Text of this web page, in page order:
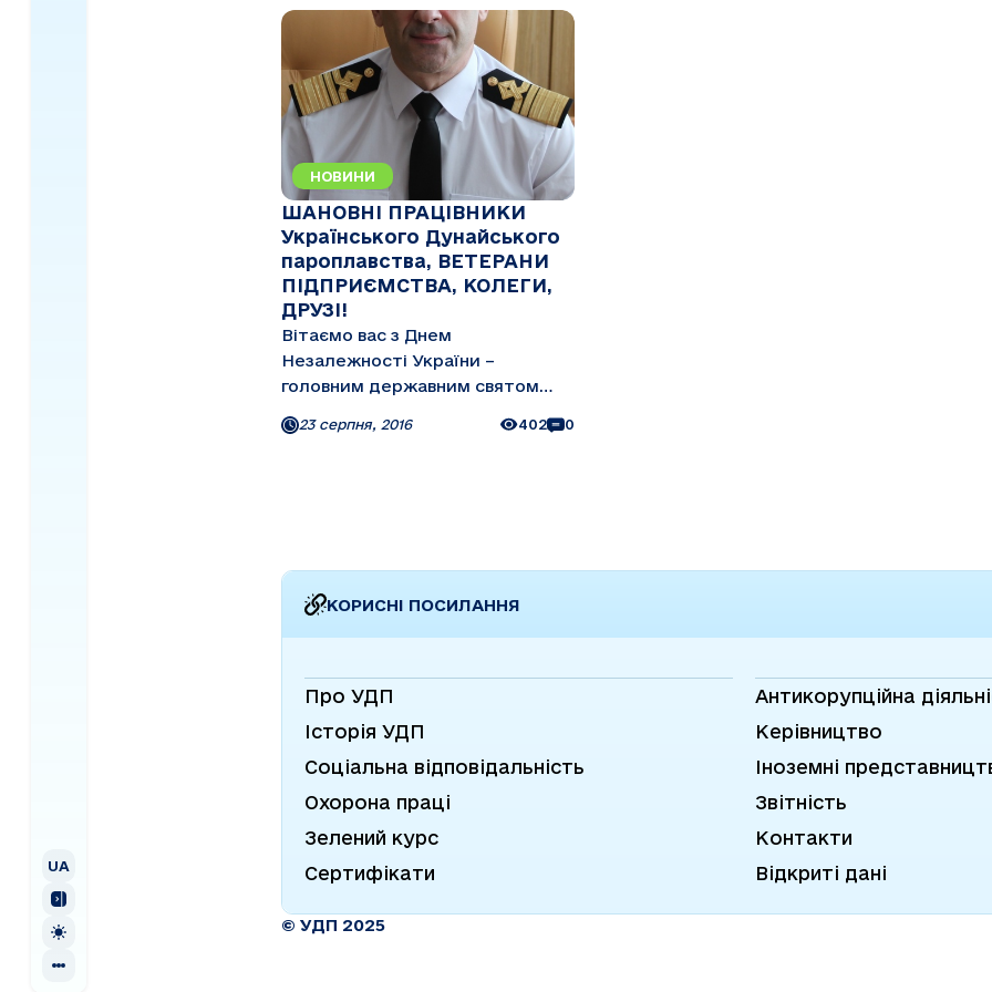
UAEN
НОВИНИ
ШАНОВНІ ПРАЦІВНИКИ
Українського Дунайського
пароплавства, ВЕТЕРАНИ
ПІДПРИЄМСТВА, КОЛЕГИ,
ДРУЗІ!
Вітаємо вас з Днем
Незалежності України –
головним державним святом
країни! День Незалежності є за
своєю суттю відправною точкою
23 серпня, 2016 402 0
КОРИСНІ ПОСИЛАННЯ
Про УДП
Історія УДП
Соціальна відповідальність
Охорона праці
Зелений курс
Сертифікати
Антикорупційна
Керівництво
Іноземні
Звітність
Контакти
Відкриті дані
© УДП 2025